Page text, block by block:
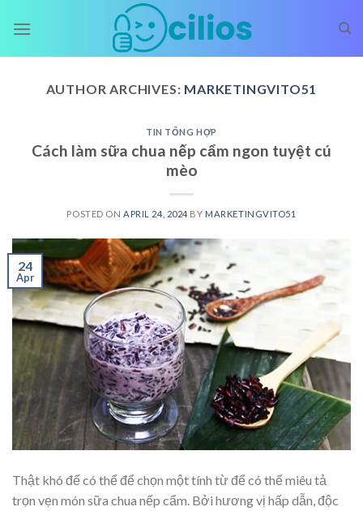
AUTHOR ARCHIVES: MARKETINGVITO51
TIN TỔNG HỢP
Cách làm sữa chua nếp cẩm ngon tuyệt cú
mèo
POSTED ON APRIL 24, 2024 BY MARKETINGVITO51
24
Apr
Thật khó để có thể để chọn một tính từ để có thể miêu tả
trọn vẹn món sữa chua nếp cẩm. Bởi hương vị hấp dẫn, độc